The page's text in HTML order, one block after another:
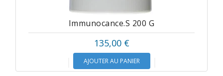
Immunocance.s 200 G
135,00 €
AJOUTER AU PANIER